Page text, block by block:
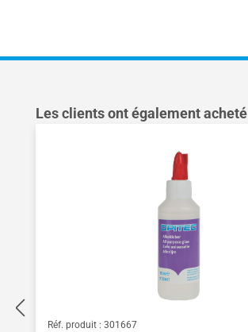
Ignorer la galerie de produits
Les clients ont également acheté
Réf. produit : 301667